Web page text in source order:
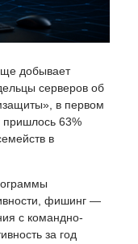
добывает
серверов об
в первом
пришлось 63%
в
фишинг —
с командно-
за год